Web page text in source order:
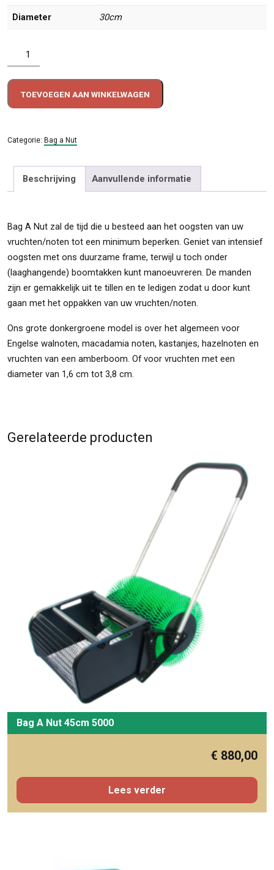
Diameter 30cm
A
Nut
30cm
5011
TOEVOEGEN AAN WINKELWAGEN
Categorie: Bag a Nut
Beschrijving Aanvullende informatie
Bag A Nut zal de tijd die u besteed aan het oogsten van uw
vruchten/noten tot een minimum beperken. Geniet van intensief
oogsten met ons duurzame frame, terwijl u toch onder
(laaghangende) boomtakken kunt manoeuvreren. De manden
zijn er gemakkelijk uit te tillen en te ledigen zodat u door kunt
gaan met het oppakken van uw vruchten/noten.
Ons grote donkergroene model is over het algemeen voor
Engelse walnoten, macadamia noten, kastanjes, hazelnoten en
vruchten van een amberboom. Of voor vruchten met een
diameter van 1,6 cm tot 3,8 cm.
Gerelateerde producten
Bag A Nut 45cm 5000
€ 880,00
Lees verder